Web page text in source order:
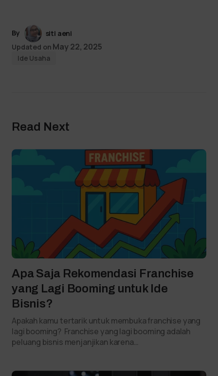
By
siti aeni
Updated on May 22, 2025
Ide Usaha
Read Next
Apa Saja Rekomendasi Franchise
yang Lagi Booming untuk Ide
Bisnis?
Apakah kamu tertarik untuk membuka franchise yang
lagi booming? Franchise yang lagi booming adalah
peluang bisnis menjanjikan karena…